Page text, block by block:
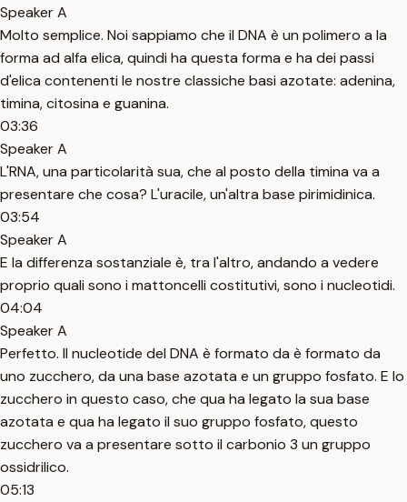
Speaker A
Molto semplice. Noi sappiamo che il DNA è un polimero a la
forma ad alfa elica, quindi ha questa forma e ha dei passi
d'elica contenenti le nostre classiche basi azotate: adenina,
timina, citosina e guanina.
03:36
Speaker A
L'RNA, una particolarità sua, che al posto della timina va a
presentare che cosa? L'uracile, un'altra base pirimidinica.
03:54
Speaker A
E la differenza sostanziale è, tra l'altro, andando a vedere
proprio quali sono i mattoncelli costitutivi, sono i nucleotidi.
04:04
Speaker A
Perfetto. Il nucleotide del DNA è formato da è formato da
uno zucchero, da una base azotata e un gruppo fosfato. E lo
zucchero in questo caso, che qua ha legato la sua base
azotata e qua ha legato il suo gruppo fosfato, questo
zucchero va a presentare sotto il carbonio 3 un gruppo
ossidrilico.
05:13